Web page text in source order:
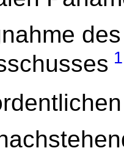
1